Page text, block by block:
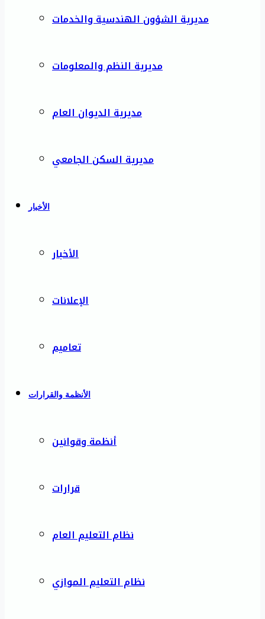
مديرية الشؤون الهندسية والخدمات
مديرية النظم والمعلومات
مديرية الديوان العام
مديرية السكن الجامعي
الأخبار
الأخبار
الإعلانات
تعاميم
الأنظمة والقرارات
أنظمة وقوانين
قرارات
نظام التعليم العام
نظام التعليم الموازي